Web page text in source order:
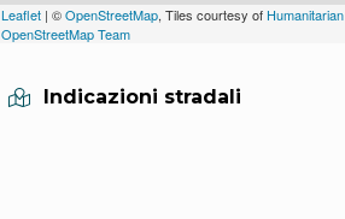
Leaflet | ©OpenStreetMap, Tiles courtesy of Humanitarian
OpenStreetMap Team
Indicazioni stradali